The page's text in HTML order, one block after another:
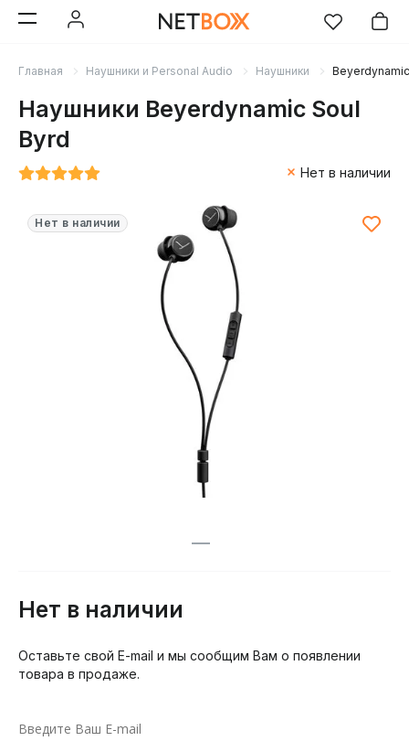
Главная Наушники и Personal Audio Наушники
Наушники Beyerdynamic Soul
Byrd
Нет в наличии
Нет в наличии
Нет в наличии
Оставьте свой E-mail и мы сообщим Вам о появлении
товара в продаже.